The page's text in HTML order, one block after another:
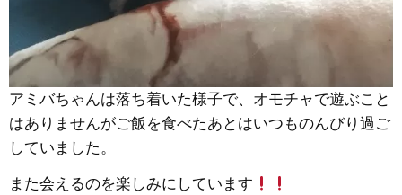
アミバちゃんは落ち着いた様子で、オモチャで遊ぶこと
はありませんがご飯を食べたあとはいつものんびり過ご
していました。
また会えるのを楽しみにしています